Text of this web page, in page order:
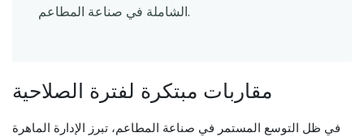
الشاملة في صناعة المطاعم.
مقاربات مبتكرة لفترة الصلاحية
في ظل التوسع المستمر في صناعة المطاعم، تبرز الإدارة الماهرة